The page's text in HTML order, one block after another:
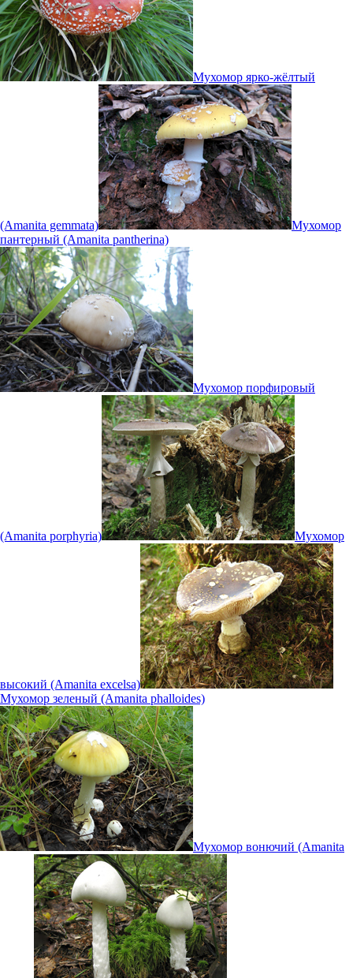
Мухомор ярко-жёлтый
(Amanita gemmata)
Мухомор
пантерный (Amanita pantherina)
Мухомор порфировый
(Amanita porphyria) Мухомор
высокий (Amanita excelsa)
Мухомор зеленый (Amanita phalloides)
Мухомор вонючий (Amanita